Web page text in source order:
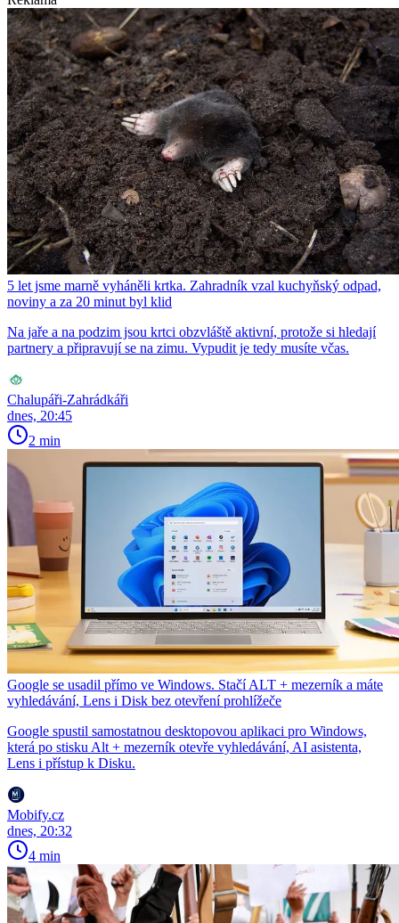
5 let jsme marně vyháněli krtka. Zahradník vzal kuchyňský odpad,
noviny a za 20 minut byl klid
Na jaře a na podzim jsou krtci obzvláště aktivní, protože si hledají
partnery a připravují se na zimu. Vypudit je tedy musíte včas.
Chalupáři-Zahrádkáři
dnes, 20:45
2 min
Google se usadil přímo ve Windows. Stačí ALT + mezerník a máte
vyhledávání, Lens i Disk bez otevření prohlížeče
Google spustil samostatnou desktopovou aplikaci pro Windows,
která po stisku Alt + mezerník otevře vyhledávání, AI asistenta,
Lens i přístup k Disku.
Mobify.cz
dnes, 20:32
4 min